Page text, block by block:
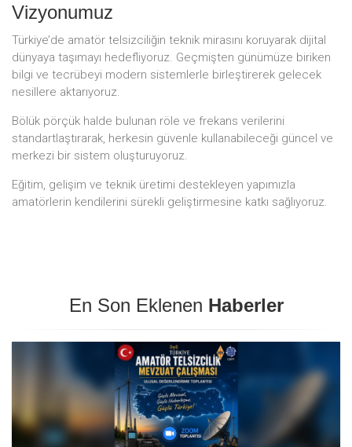
Vizyonumuz
Türkiye’de amatör telsizciliğin teknik mirasını koruyarak dijital
dünyaya taşımayı hedefliyoruz. Geçmişten günümüze biriken
bilgi ve tecrübeyi modern sistemlerle birleştirerek gelecek
nesillere aktarıyoruz.
Bölük pörçük halde bulunan röle ve frekans verilerini
standartlaştırarak, herkesin güvenle kullanabileceği güncel ve
merkezi bir sistem oluşturuyoruz.
Eğitim, gelişim ve teknik üretimi destekleyen yapımızla
amatörlerin kendilerini sürekli geliştirmesine katkı sağlıyoruz.
En Son Eklenen Haberler